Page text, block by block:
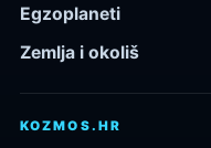
Egzoplaneti
Zemlja i okoliš
KOZMOS.HR